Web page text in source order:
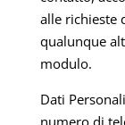
alle richieste
qualunque
modulo.
Dati
numero di